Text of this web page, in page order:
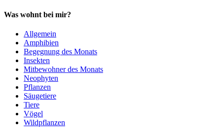
Was wohnt bei mir?
Allgemein
Amphibien
Begegnung des Monats
Insekten
Mitbewohner des Monats
Neophyten
Pflanzen
Säugetiere
Tiere
Vögel
Wildpflanzen